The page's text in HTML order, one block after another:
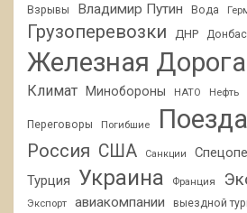
Взрывы Владимир Путин Вода
Грузоперевозки ДНР
Железная Дорога
Климат Минобороны НАТО Нефть
Переговоры Погибшие Поезда
Россия США Санкции
Турция Украина Франция
Экспорт
авиакомпании выездной